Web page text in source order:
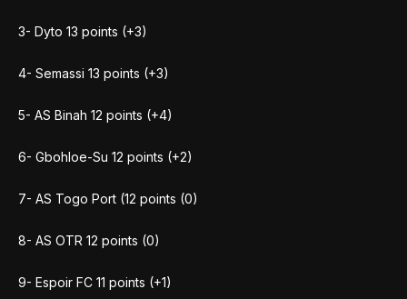
3- Dyto 13 points (+3)
4- Semassi 13 points (+3)
5- AS Binah 12 points (+4)
6- Gbohloe-Su 12 points (+2)
7- AS Togo Port (12 points (0)
8- AS OTR 12 points (0)
9- Espoir FC 11 points (+1)